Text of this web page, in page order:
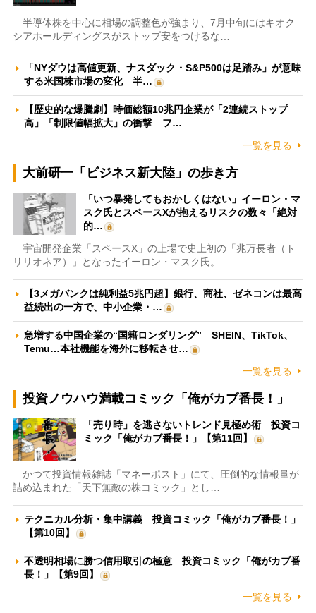
半導体株を中心に相場の調整色が強まり、7月中旬にはキオク
シアホールディングスがストップ安をつけるな…
「NYダウは高値更新、ナスダック・S&P500は足踏み」が意味
する米国株市場の変化 半…
【歴史的な爆騰劇】時価総額10兆円企業が「2連続ストップ
高」「制限値幅拡大」の衝撃 フ…
一覧を見る
大前研一「ビジネス新大陸」の歩き方
「いつ暴発してもおかしくはない」イーロン・マ
スク氏とスペースXが抱えるリスクの数々「絶対
的…
宇宙開発企業「スペースX」の上場で史上初の「兆万長者（ト
リリオネア）」となったイーロン・マスク氏。…
【3メガバンクは純利益5兆円超】銀行、商社、ゼネコンは最高
益続出の一方で、中小企業・…
急増する中国企業の“国籍ロンダリング” SHEIN、TikTok、
Temu…本社機能を海外に移転させ…
一覧を見る
投資ノウハウ満載コミック「俺がカブ番長！」
「売り時」を逃さないトレンド見極め術 投資コ
ミック「俺がカブ番長！」【第11回】
かつて投資情報雑誌「マネーポスト」にて、圧倒的な情報量が
詰め込まれた「天下無敵の株コミック」とし…
テクニカル分析・集中講義 投資コミック「俺がカブ番長！」
【第10回】
不透明相場に勝つ信用取引の極意 投資コミック「俺がカブ番
長！」【第9回】
一覧を見る